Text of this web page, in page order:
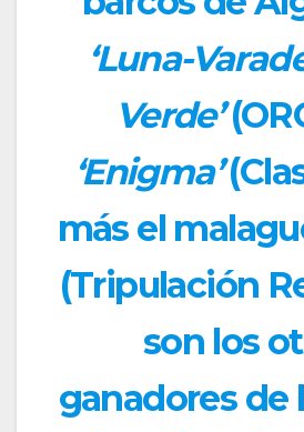
‘Luna-
Verde’
‘Enigma’
más el
(Tripulación
son los
ganadores de